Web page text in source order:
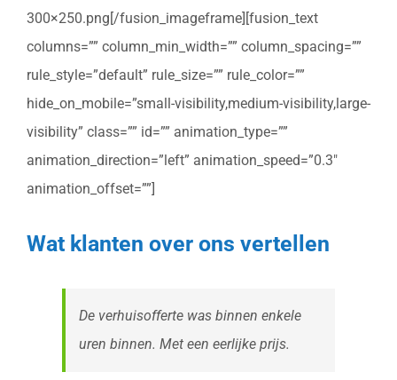
300×250.png[/fusion_imageframe][fusion_text
columns=”” column_min_width=”” column_spacing=””
rule_style=”default” rule_size=”” rule_color=””
hide_on_mobile=”small-visibility,medium-visibility,large-
visibility” class=”” id=”” animation_type=””
animation_direction=”left” animation_speed=”0.3″
animation_offset=””]
Wat klanten over ons vertellen
De verhuisofferte was binnen enkele
uren binnen. Met een eerlijke prijs.